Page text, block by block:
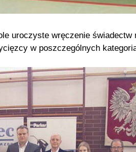
uroczyste wręczenie
w poszczególnych